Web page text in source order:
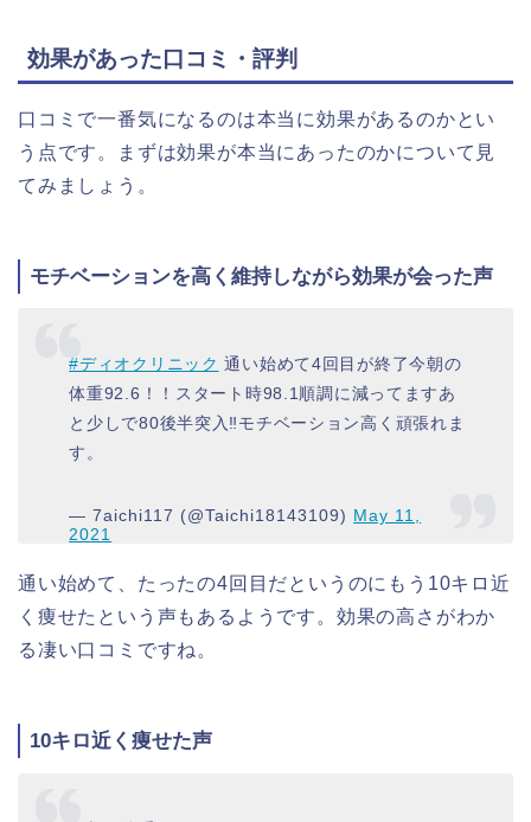
効果があった口コミ・評判
口コミで一番気になるのは本当に効果があるのかとい
う点です。まずは効果が本当にあったのかについて見
てみましょう。
モチベーションを高く維持しながら効果が会った声
#ディオクリニック 通い始めて4回目が終了今朝の
体重92.6！！スタート時98.1順調に減ってますあ
と少しで80後半突入‼️モチベーション高く頑張れま
す。
— 7aichi117 (@Taichi18143109) May 11,
2021
通い始めて、たったの4回目だというのにもう10キロ近
く痩せたという声もあるようです。効果の高さがわか
る凄い口コミですね。
10キロ近く痩せた声